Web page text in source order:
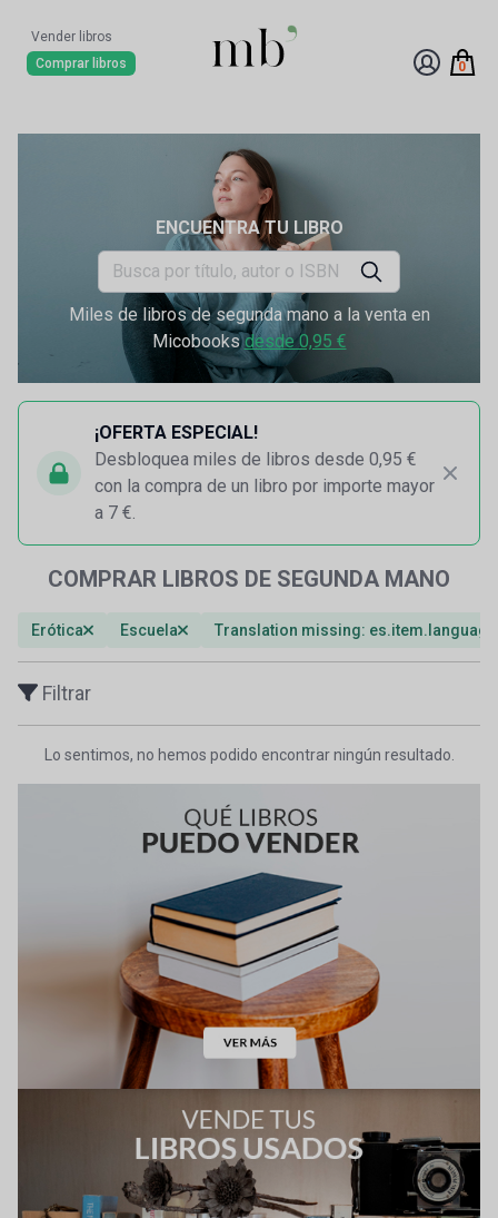
Vender libros
Comprar libros
0
ENCUENTRA TU LIBRO
Miles de libros de segunda mano a la venta en
Micobooksdesde 0,95 €
¡OFERTA ESPECIAL!
Desbloquea miles de libros desde 0,95 €
con la compra de un libro por importe mayor
a 7 €.
COMPRAR LIBROS DE SEGUNDA MANO
Erótica Escuela Translation missing:
Filtrar
Lo sentimos, no hemos podido encontrar ningún resultado.